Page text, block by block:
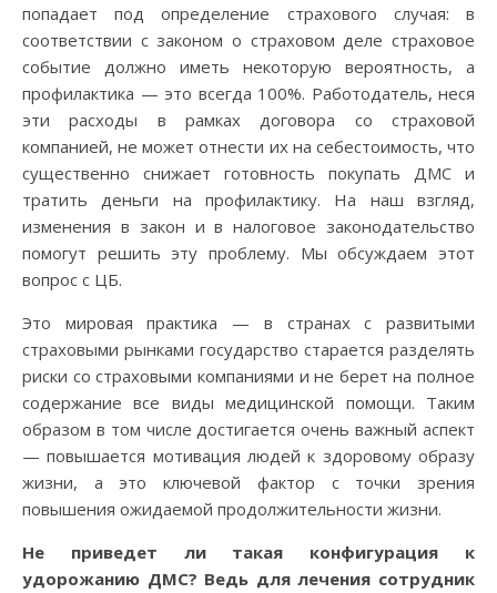
попадает под определение страхового случая: в
соответствии с законом о страховом деле страховое
событие должно иметь некоторую вероятность, а
профилактика — это всегда 100%. Работодатель, неся
эти расходы в рамках договора со страховой
компанией, не может отнести их на себестоимость, что
существенно снижает готовность покупать ДМС и
тратить деньги на профилактику. На наш взгляд,
изменения в закон и в налоговое законодательство
помогут решить эту проблему. Мы обсуждаем этот
вопрос с ЦБ.
Это мировая практика — в странах с развитыми
страховыми рынками государство старается разделять
риски со страховыми компаниями и не берет на полное
содержание все виды медицинской помощи. Таким
образом в том числе достигается очень важный аспект
— повышается мотивация людей к здоровому образу
жизни, а это ключевой фактор с точки зрения
повышения ожидаемой продолжительности жизни.
Не приведет ли такая конфигурация к
удорожанию ДМС? Ведь для лечения сотрудник